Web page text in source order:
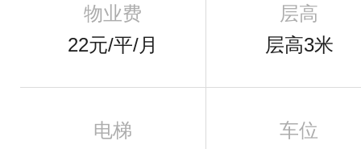
物业费
22元/平/月
层高
层高3米
电梯
车位